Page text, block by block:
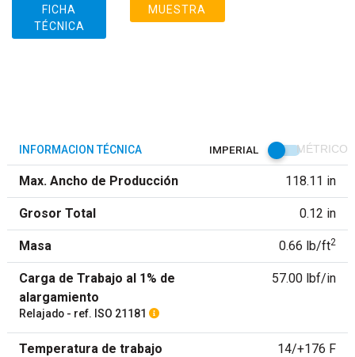
FICHA
TÉCNICA
MUESTRA
INFORMACION TÉCNICA IMPERIAL MÉTRICO
Max. Ancho de Producción 118.11 in
Grosor Total 0.12 in
Masa 0.66 lb/ft2
Carga de Trabajo al 1% de
alargamiento
Relajado - ref. ISO 21181
57.00 lbf/in
Temperatura de trabajo 14/+176 F